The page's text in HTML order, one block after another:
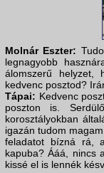
Molnár Eszter:
legnagyobb
álomszerű helyzet,
kedvenc posztod?
Tápai: Kedvenc
poszton is.
korosztályokban
igazán tudom
feladatot bízná rá,
kapuba? Ááá, nincs
kissé el is lennék